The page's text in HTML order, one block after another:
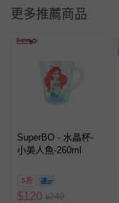
更多推薦商品
SuperBO - 水晶杯-
小美人魚-260ml
5折
$120 $240